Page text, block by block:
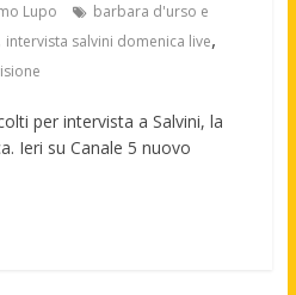
Lupo
barbara d'urso e
intervista salvini domenica live,
per intervista a Salvini, la
Ieri su Canale 5 nuovo